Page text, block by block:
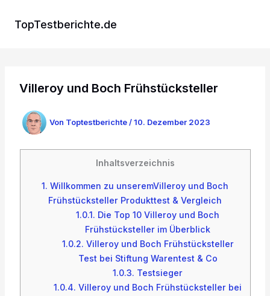
InhaltTopTestberichte.de
Villeroy und Boch Frühstücksteller
Von Toptestberichte /10. Dezember 2023
Inhaltsverzeichnis
1. Willkommen zu unseremVilleroy und Boch
Frühstücksteller Produkttest & Vergleich
1.0.1. Die Top 10 Villeroy und Boch
Frühstücksteller im Überblick
1.0.2. Villeroy und Boch Frühstücksteller
Test bei Stiftung Warentest & Co
1.0.3. Testsieger
1.0.4. Villeroy und Boch Frühstücksteller bei